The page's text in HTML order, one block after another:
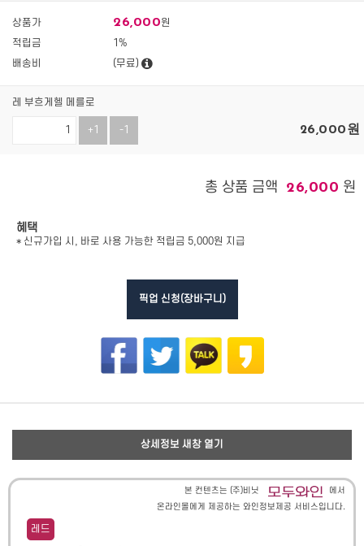
상품가 26,000원
적립금
1%
배송비
(무료)
레 부흐게헬 메를로
+1 -1 26,000원
총 상품 금액 26,000 원
혜택
* 신규가입 시, 바로 사용 가능한 적립금 5,000원 지급
픽업 신청(장바구니)
상세정보 새창 열기
본 컨텐츠는 (주)비닛
에서
온라인몰에게 제공하는 와인정보제공 서비스입니다.
레드